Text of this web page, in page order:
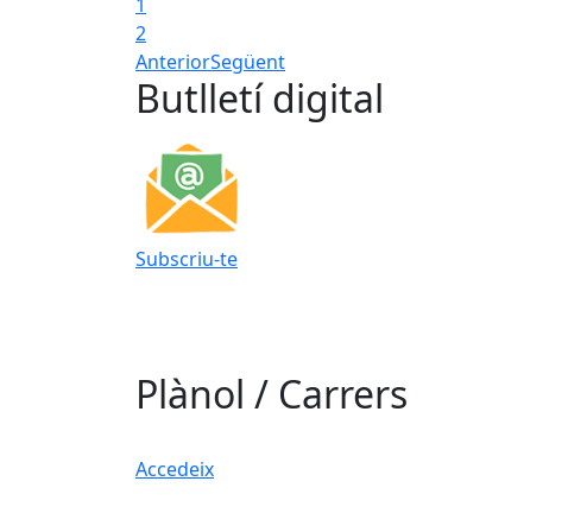
2
AnteriorSegüent
Butlletí digital
Subscriu-te
Plànol / Carrers
Accedeix